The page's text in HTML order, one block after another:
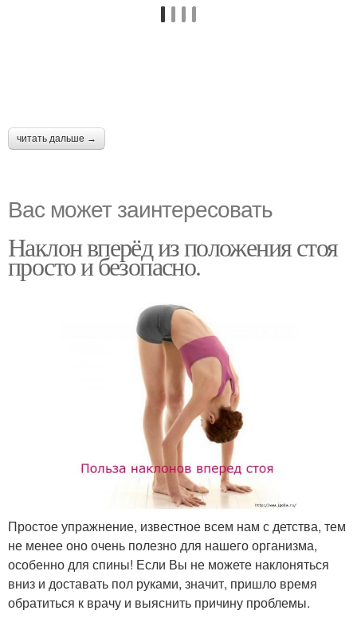
читать дальше →
Вас может заинтересовать
Наклон вперёд из положения стоя
просто и безопасно.
Простое упражнение, известное всем нам с детства, тем
не менее оно очень полезно для нашего организма,
особенно для спины! Если Вы не можете наклоняться
вниз и доставать пол руками, значит, пришло время
обратиться к врачу и выяснить причину проблемы.